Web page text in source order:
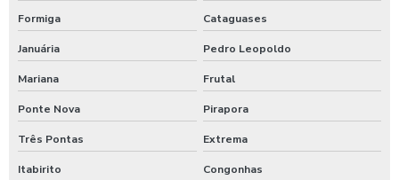
Limpeza de trator
Maquina de aplicar shampoo em carros
Maquina para higienização automotiva a vapor
Maquina para higienização de carros
Maquina de higienização de veiculos
Formiga Cataguases
Januária Pedro Leopoldo
Mariana Frutal
Ponte Nova Pirapora
Três Pontas Extrema
Itabirito Congonhas